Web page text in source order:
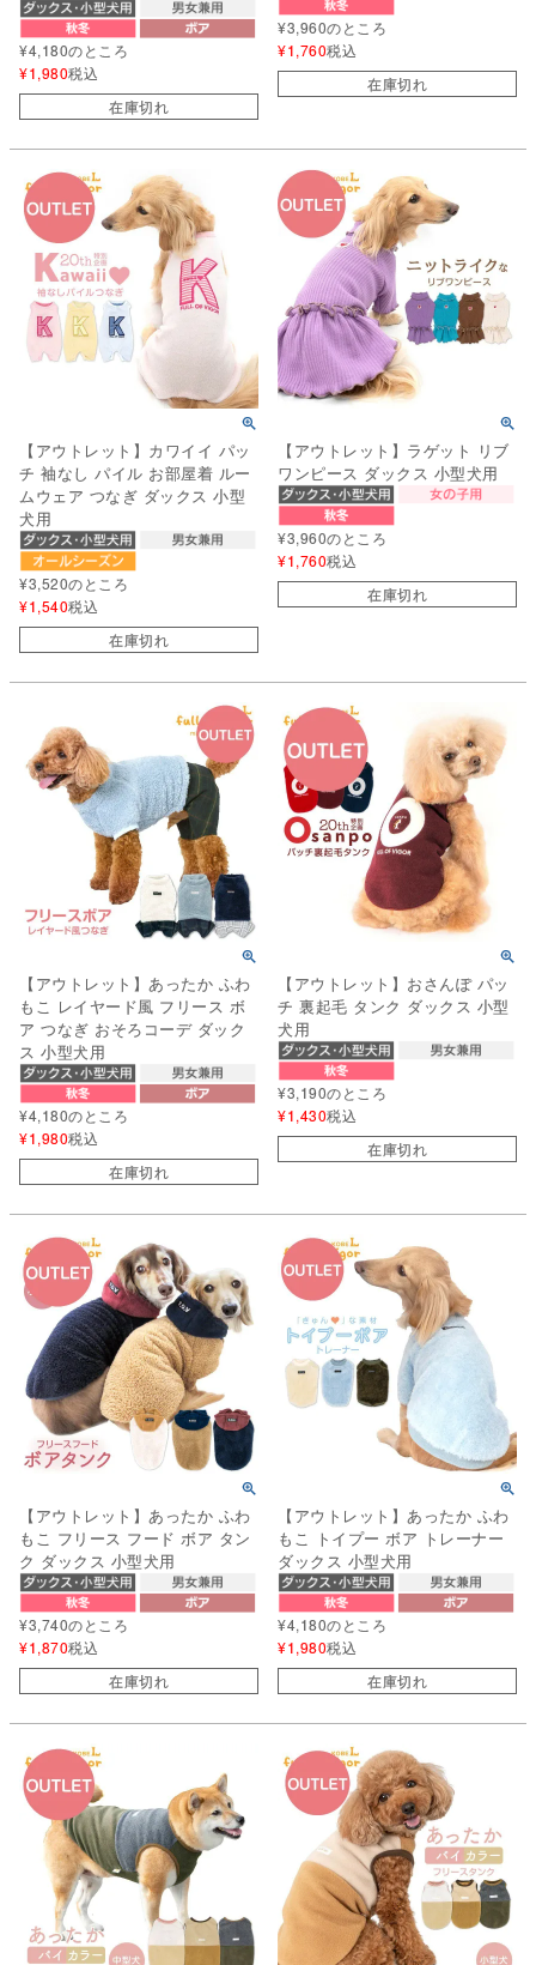
¥4,180のところ
¥1,980税込
在庫切れ
¥3,960のところ
¥1,760税込
在庫切れ
【アウトレット】カワイイ パッ
チ 袖なし パイル お部屋着 ルー
ムウェア つなぎ ダックス 小型
犬用
¥3,520のところ
¥1,540税込
在庫切れ
【アウトレット】ラゲット リブ
ワンピース ダックス 小型犬用
¥3,960のところ
¥1,760税込
在庫切れ
【アウトレット】あったか ふわ
もこ レイヤード風 フリース ボ
ア つなぎ おそろコーデ ダック
ス 小型犬用
¥4,180のところ
¥1,980税込
在庫切れ
【アウトレット】おさんぽ パッ
チ 裏起毛 タンク ダックス 小型
犬用
¥3,190のところ
¥1,430税込
在庫切れ
【アウトレット】あったか ふわ
もこ フリース フード ボア タン
ク ダックス 小型犬用
¥3,740のところ
¥1,870税込
在庫切れ
【アウトレット】あったか ふわ
もこ トイプー ボア トレーナー
ダックス 小型犬用
¥4,180のところ
¥1,980税込
在庫切れ